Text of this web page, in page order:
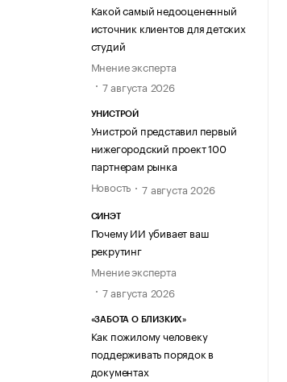
Какой самый недооцененный
источник клиентов для детских
студий
Мнение эксперта
7 августа 2026
УНИСТРОЙ
Унистрой представил первый
нижегородский проект 100
партнерам рынка
Новость
7 августа 2026
СИНЭТ
Почему ИИ убивает ваш
рекрутинг
Мнение эксперта
7 августа 2026
«ЗАБОТА О БЛИЗКИХ»
Как пожилому человеку
поддерживать порядок в
документах